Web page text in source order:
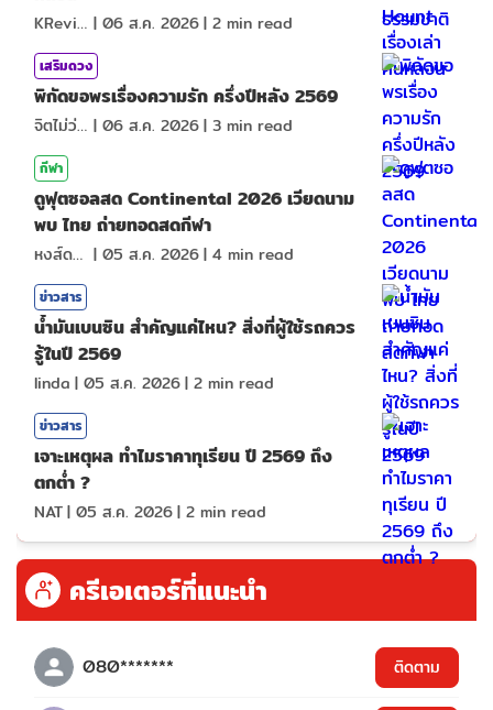
KReview | 06 ส.ค. 2026| 2 min read
เสริมดวง
พิกัดขอพรเรื่องความรัก ครึ่งปีหลัง 2569
จิตไม่ว่าง | 06 ส.ค. 2026| 3 min read
กีฬา
ดูฟุตซอลสด Continental 2026 เวียดนาม
พบ ไทย ถ่ายทอดสดกีฬา
หงส์ดรุณ | 05 ส.ค. 2026| 4 min read
ข่าวสาร
น้ำมันเบนซิน สำคัญแค่ไหน? สิ่งที่ผู้ใช้รถควร
รู้ในปี 2569
linda | 05 ส.ค. 2026| 2 min read
ข่าวสาร
เจาะเหตุผล ทำไมราคาทุเรียน ปี 2569 ถึง
ตกต่ำ ?
NAT| 05 ส.ค. 2026| 2 min read
ครีเอเตอร์ที่แนะนำ
080******* ติดตาม